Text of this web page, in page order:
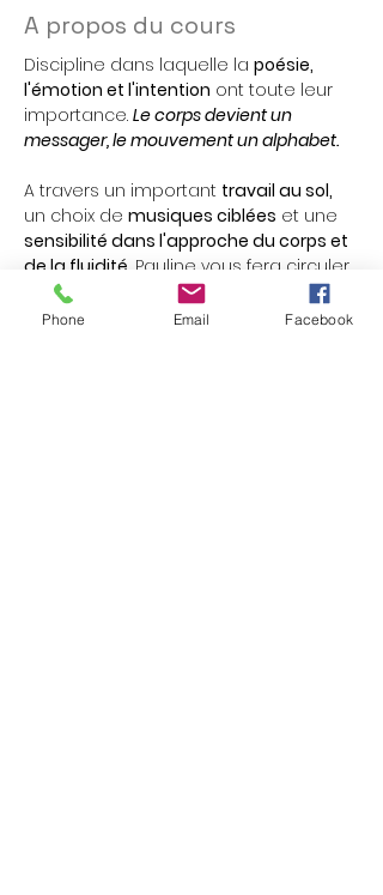
A propos du cours
Discipline dans laquelle la poésie,
l'émotion et l'intention ont toute leur
importance. Le corps devient un
messager, le mouvement un alphabet.
A travers un important travail au sol,
un choix de musiques ciblées et une
sensibilité dans l'approche du corps et
de la fluidité , Pauline vous fera circuler
entre les nuages et la Terre
lors d'un
voyage poétique et émouvant.
Phone Email Facebook